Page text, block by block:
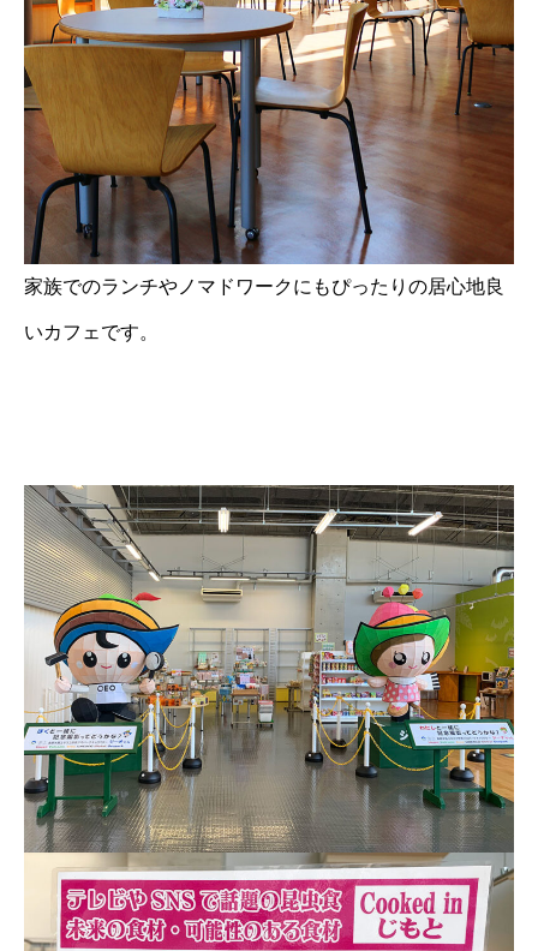
家族でのランチやノマドワークにもぴったりの居心地良
いカフェです。